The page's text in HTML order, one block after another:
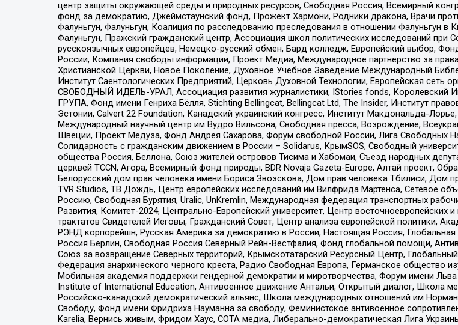
центр защиты окружающей среды и природных ресурсов, Свободная Россия, Всемирный
фонд за демократию, Джеймстаунский фонд, Прожект Хармони, Родники дракона, Врачи
Фалуньгун, Фалуньгун, Коалиция по расследованию преследования в отношении Фалуньгун в
Фалуньгун, Пражский гражданский центр, Ассоциация школ политических исследований при
русскоязычных европейцев, Немецко-русский обмен, Бард колледж, Европейский выбор,
России, Компания свободы информации, Проект Медиа, Международное партнерство за
Христианской Церкви, Новое Поколение, Духовное Учебное Заведение Международный
Институт Саентологических Предприятий, Церковь Духовной Технологии, Европейская
СВОБОДНЫЙ ИДЕЛЬ-УРАЛ, Ассоциация развития журналистики, IStories fonds,
ГРУПА, Фонд имени Генриха Бёлля, Stichting Bellingcat, Bellingcat Ltd, The Insider, Институт
Эстонии, Calvert 22 Foundation, Канадский украинский конгресс, Институт Макдональда-
Международный научный центр им Вудро Вильсона, Свободная пресса, Возрождение,
Швеции, Проект Медуза, Фонд Андрея Сахарова, Форум свободной России, Лига Свободных
Солидарность с гражданским движением в России – Solidarus, КрымSOS, Свободный
общества Россия, Беллона, Союз жителей островов Тисима и Хабомаи, Съезд народных
церквей TCCN, Агора, Всемирный фонд природы, BDR Novaja Gazeta-Europe, Алтай проект,
Белорусский дом прав человека имени Бориса Звозскова, Дом прав человека Тбилиси, Дом
TVR Studios, ТВ Дождь, Центр европейских исследований им Вилфрида Мартенса, Сетевое
Россию, Свободная Бурятия, Uralic, UnKremlin, Международная федерация транспортных
Развития, Комитет-2024, Центрально-Европейский университет, Центр
трактатов Свидетелей Иеговы, Гражданский Совет, Центр анализа европейской политики,
РЭНД корпорейшн, Русская Америка за демократию в России, Настоящая Россия,
Россия Берлин, Свободная Россия Северный Рейн-Вестфалия, Фонд глобальной помощи,
Союз за возвращение Северных территорий, Крымскотатарский Ресурсный Центр,
Федерация анархического черного креста, Радио Свободная Европа, Германское общество
Мобильная академия поддержки гендерной демократии и миротворчества, Форум имени
Institute of International Education, Антивоенное движение Антальи, Открытый диалог, Школа
Российско-канадский демократический альянс, Школа международных отношений им
Свободу, Фонд имени Фридриха Науманна за свободу, Феминистское антивоенное
Karelia, Вернись живым, Фридом Хаус, СОТА медиа, Либерально-демократическая Лига